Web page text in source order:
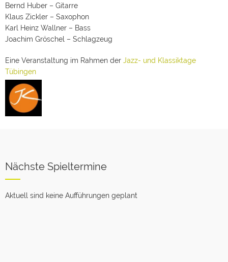
Bernd Huber – Gitarre
Klaus Zickler – Saxophon
Karl Heinz Wallner – Bass
Joachim Gröschel – Schlagzeug
Eine Veranstaltung im Rahmen der Jazz- und Klassiktage
Tübingen
Nächste Spieltermine
Aktuell sind keine Aufführungen geplant